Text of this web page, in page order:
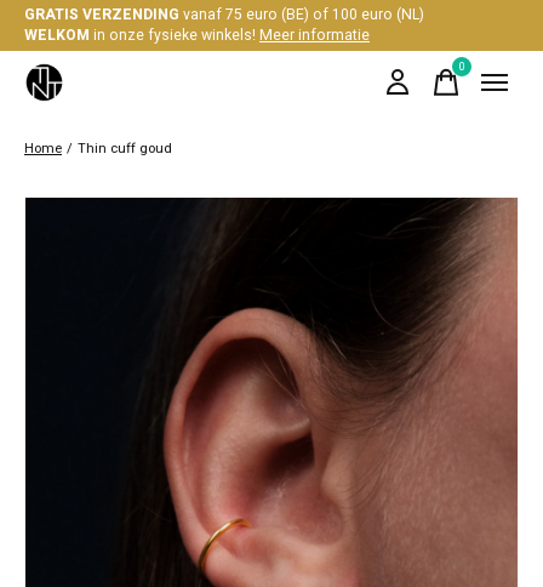
GRATIS VERZENDING vanaf 75 euro (BE) of 100 euro (NL)
WELKOM in onze fysieke winkels!Meer informatie
0items
Home / Thin cuff goud